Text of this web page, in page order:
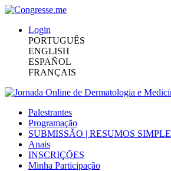
Login
PORTUGUÊS
ENGLISH
ESPAÑOL
FRANÇAIS
Palestrantes
Programação
SUBMISSÃO | RESUMOS
Anais
INSCRIÇÕES
Minha Participação